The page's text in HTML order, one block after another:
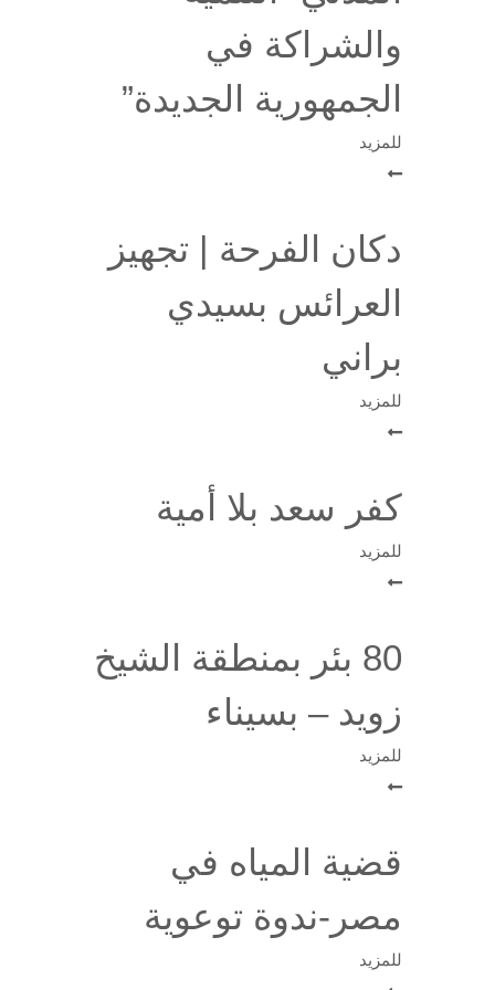
والشراكة في
الجمهورية الجديدة”
للمزيد
دكان الفرحة | تجهيز
العرائس بسيدي
براني
للمزيد
كفر سعد بلا أمية
للمزيد
80 بئر بمنطقة الشيخ
زويد – بسيناء
للمزيد
قضية المياه في
مصر-ندوة توعوية
للمزيد